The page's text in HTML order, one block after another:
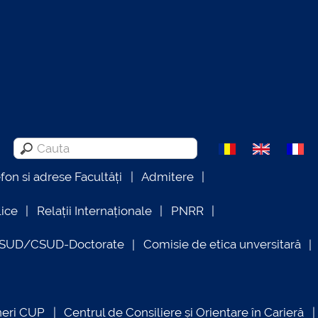
si adrese Facultăți Admitere
Relații Internaționale PNRR
CSUD-Doctorate Comisie de etica unversitară
CUP Centrul de Consiliere și Orientare în Carieră